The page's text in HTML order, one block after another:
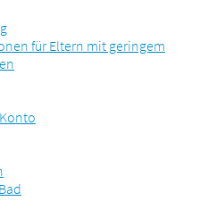
für Eltern mit geringem